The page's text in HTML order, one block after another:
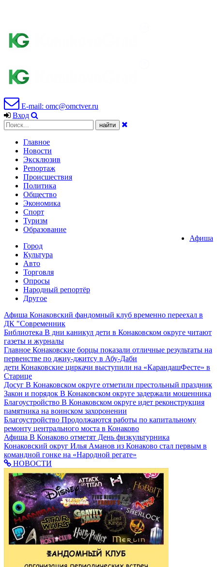
E-mail: omc@omctver.ru
Вход
Главное
Новости
Эксклюзив
Репортаж
Происшествия
Политика
Общество
Экономика
Спорт
Туризм
Образование
Афиша
Город
Культура
Авто
Торговля
Опросы
Народный репортёр
Другое
Афиша Конаковский фандомный клуб временно переехал в
ДК "Современник
Библиотека В дни каникул дети в Конаковском округе читают
газеты и журналы
Главное Конаковские борцы показали отличные результаты на
первенстве по джиу-джитсу в Абу-Даби
дети Конаковские циркачи выступили на «КарандашФесте» в
Старице
Досуг В Конаковском округе отметили престольный праздник
Закон и порядок В Конаковском округе задержали мошенника
Благоустройство В Конаковском округе идет реконструкция
памятника на воинском захоронении
Благоустройство Продолжаются работы по капитальному
ремонту центрального моста в Конаково
Афиша В Конаково отметят День физкультурника
Конаковский округ Илья Аманов из Конаково стал первым в
командной гонке на «Народной регате»
НОВОСТИ